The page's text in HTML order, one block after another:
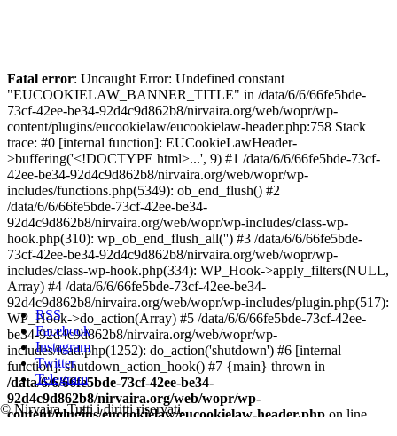
RSS
Facebook
Instagram
Twitter
Telegram
© Nirvaira. Tutti i diritti riservati.
Fatal error: Uncaught Error: Undefined constant
"EUCOOKIELAW_BANNER_TITLE" in /data/6/6/66fe5bde-
73cf-42ee-be34-92d4c9d862b8/nirvaira.org/web/wopr/wp-
content/plugins/eucookielaw/eucookielaw-header.php:758 Stack
trace: #0 [internal function]: EUCookieLawHeader-
>buffering('<!DOCTYPE html>...', 9) #1 /data/6/6/66fe5bde-73cf-
42ee-be34-92d4c9d862b8/nirvaira.org/web/wopr/wp-
includes/functions.php(5349): ob_end_flush() #2
/data/6/6/66fe5bde-73cf-42ee-be34-
92d4c9d862b8/nirvaira.org/web/wopr/wp-includes/class-wp-
hook.php(310): wp_ob_end_flush_all('') #3 /data/6/6/66fe5bde-
73cf-42ee-be34-92d4c9d862b8/nirvaira.org/web/wopr/wp-
includes/class-wp-hook.php(334): WP_Hook->apply_filters(NULL,
Array) #4 /data/6/6/66fe5bde-73cf-42ee-be34-
92d4c9d862b8/nirvaira.org/web/wopr/wp-includes/plugin.php(517):
WP_Hook->do_action(Array) #5 /data/6/6/66fe5bde-73cf-42ee-
be34-92d4c9d862b8/nirvaira.org/web/wopr/wp-
includes/load.php(1252): do_action('shutdown') #6 [internal
function]: shutdown_action_hook() #7 {main} thrown in
/data/6/6/66fe5bde-73cf-42ee-be34-
92d4c9d862b8/nirvaira.org/web/wopr/wp-
content/plugins/eucookielaw/eucookielaw-header.php on line